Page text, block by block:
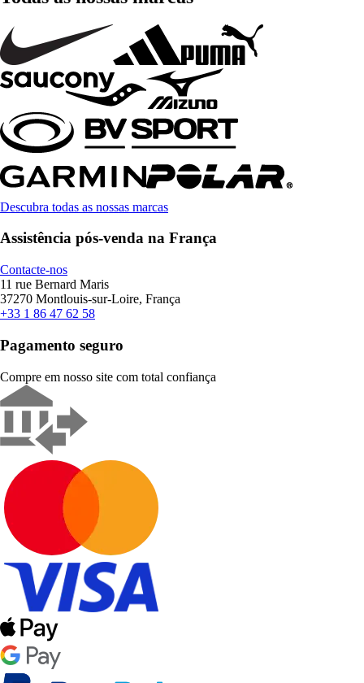
Descubra todas as nossas marcas
Assistência pós-venda na França
Contacte-nos
11 rue Bernard Maris
37270 Montlouis-sur-Loire, França
+33 1 86 47 62 58
Pagamento seguro
Compre em nosso site com total confiança